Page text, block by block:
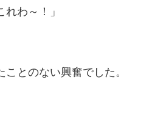
れわ～！」
とのない興奮でした。